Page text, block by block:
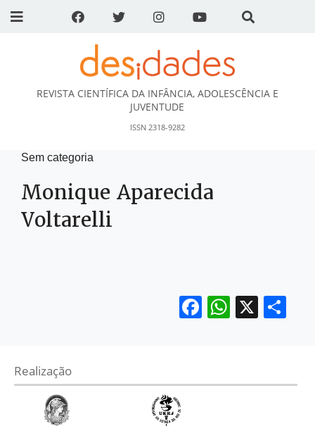
DESidades
REVISTA CIENTÍFICA DA INFÂNCIA, ADOLESCÊNCIA E
JUVENTUDE
ISSN 2318-9282
Sem categoria
Monique Aparecida
Voltarelli
Facebook
X
Realização